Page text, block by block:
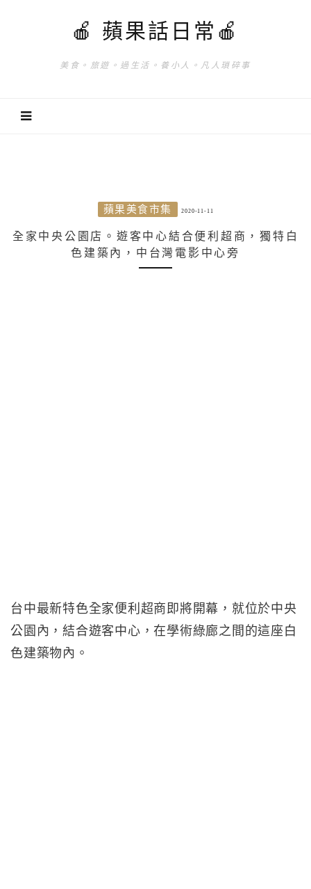
🍎 蘋果話日常🍎
美食。旅遊。過生活。養小人。凡人瑣碎事
蘋果美食市集 2020-11-11
全家中央公園店。遊客中心結合便利超商，獨特白
色建築內，中台灣電影中心旁
台中最新特色全家便利超商即將開幕，就位於中央
公園內，結合遊客中心，在學術綠廊之間的這座白
色建築物內。